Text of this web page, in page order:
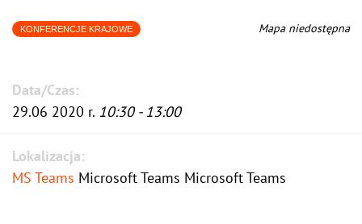
Mapa niedostępna
KONFERENCJE KRAJOWE
Data/Czas:
29.06 2020 r. 10:30 - 13:00
Lokalizacja:
MS Teams Microsoft Teams Microsoft Teams